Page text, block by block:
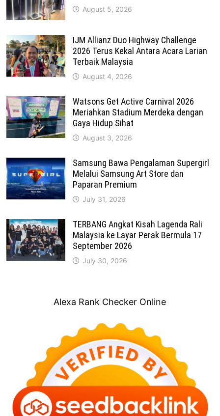
August 5, 2026
IJM Allianz Duo Highway Challenge
2026 Terus Kekal Antara Acara Larian
Terbaik Malaysia
August 4, 2026
Watsons Get Active Carnival 2026
Meriahkan Stadium Merdeka dengan
Gaya Hidup Sihat
August 3, 2026
Samsung Bawa Pengalaman Supergirl
Melalui Samsung Art Store dan
Paparan Premium
July 31, 2026
TERBANG Angkat Kisah Lagenda Rali
Malaysia ke Layar Perak Bermula 17
September 2026
July 30, 2026
Alexa Rank Checker Online